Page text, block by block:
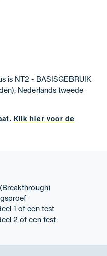
is NT2 - BASISGEBRUIK
Nederlands tweede
Klik hier voor de
1 of een test
2 of een test